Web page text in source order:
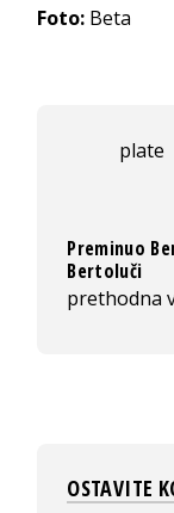
Foto: Beta
plate
Preminuo
Bertoluči
prethodna
OSTAVITE